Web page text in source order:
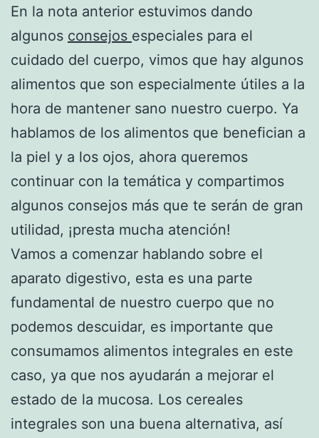
En la nota anterior estuvimos dando
algunos consejos especiales para el
cuidado del cuerpo, vimos que hay algunos
alimentos que son especialmente útiles a la
hora de mantener sano nuestro cuerpo. Ya
hablamos de los alimentos que benefician a
la piel y a los ojos, ahora queremos
continuar con la temática y compartimos
algunos consejos más que te serán de gran
utilidad, ¡presta mucha atención!
Vamos a comenzar hablando sobre el
aparato digestivo, esta es una parte
fundamental de nuestro cuerpo que no
podemos descuidar, es importante que
consumamos alimentos integrales en este
caso, ya que nos ayudarán a mejorar el
estado de la mucosa. Los cereales
integrales son una buena alternativa, así